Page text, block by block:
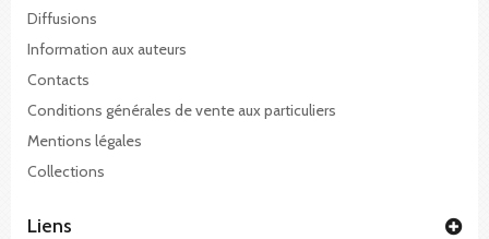
Diffusions
Information aux auteurs
Contacts
Conditions générales de vente aux particuliers
Mentions légales
Collections
Liens